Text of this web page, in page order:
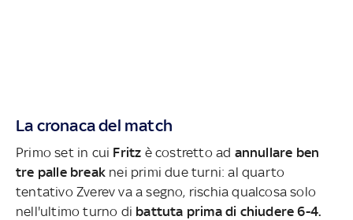
La cronaca del match
Primo set in cui Fritz è costretto ad annullare ben
tre palle break nei primi due turni: al quarto
tentativo Zverev va a segno, rischia qualcosa solo
nell'ultimo turno di battuta prima di chiudere 6-4.